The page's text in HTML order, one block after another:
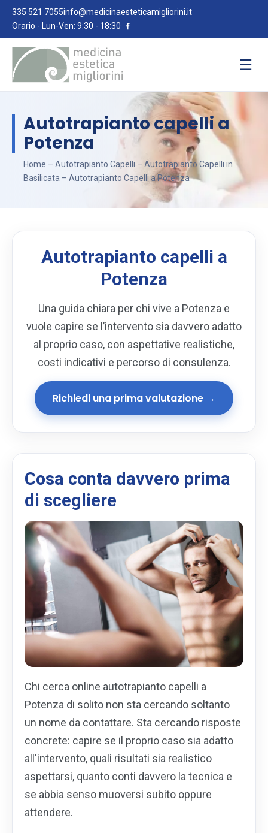
335 521 7055info@medicinaesteticamigliorini.it
Orario - Lun-Ven: 9:30 - 18:30
☰
Autotrapianto capelli a
Potenza
Home – Autotrapianto Capelli – Autotrapianto Capelli in
Basilicata – Autotrapianto Capelli a Potenza
Autotrapianto capelli a
Potenza
Una guida chiara per chi vive a Potenza e
vuole capire se l’intervento sia davvero adatto
al proprio caso, con aspettative realistiche,
costi indicativi e percorso di consulenza.
Richiedi una prima valutazione →
Cosa conta davvero prima
di scegliere
Chi cerca online autotrapianto capelli a
Potenza di solito non sta cercando soltanto
un nome da contattare. Sta cercando risposte
concrete: capire se il proprio caso sia adatto
all'intervento, quali risultati sia realistico
aspettarsi, quanto conti davvero la tecnica e
se abbia senso muoversi subito oppure
attendere.